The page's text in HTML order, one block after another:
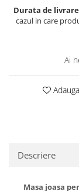
Durata de
cazul in care
Ai
Descriere
Masa joasa